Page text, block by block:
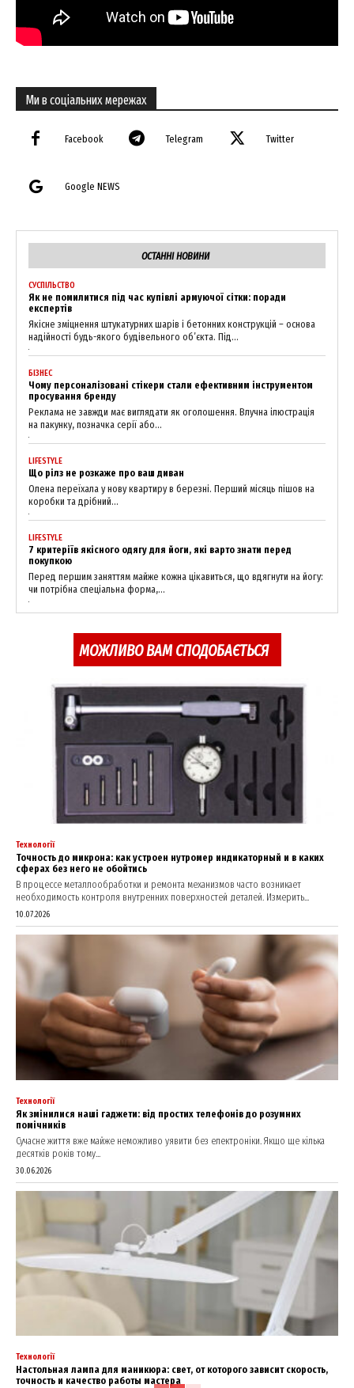
News Week
Company
About
Contact us
My account
Ми в соціальних мережах
Facebook Telegram Twitter
Google NEWS
ОСТАННІ НОВИНИ
СУСПІЛЬСТВО
Як не помилитися під час купівлі армуючої сітки: поради
експертів
Якісне зміцнення штукатурних шарів і бетонних конструкцій – основа
надійності будь-якого будівельного об’єкта. Під...
БІЗНЕС
Чому персоналізовані стікери стали ефективним інструментом
просування бренду
Реклама не завжди має виглядати як оголошення. Влучна ілюстрація
на пакунку, позначка серії або...
LIFESTYLE
Що рілз не розкаже про ваш диван
Олена переїхала у нову квартиру в березні. Перший місяць пішов на
коробки та дрібний...
LIFESTYLE
7 критеріїв якісного одягу для йоги, які варто знати перед
покупкою
Перед першим заняттям майже кожна цікавиться, що вдягнути на йогу:
чи потрібна спеціальна форма,...
МОЖЛИВО ВАМ СПОДОБАЄТЬСЯ
Технології
Точность до микрона: как устроен нутромер индикаторный и в каких
сферах без него не обойтись
В процессе металлообработки и ремонта механизмов часто возникает
необходимость контроля внутренних поверхностей деталей. Измерить...
10.07.2026
Технології
Як змінилися наші гаджети: від простих телефонів до розумних
помічників
Сучасне життя вже майже неможливо уявити без електроніки. Якщо ще кілька
десятків років тому...
30.06.2026
Технології
Настольная лампа для маникюра: свет, от которого зависит скорость,
точность и качество работы мастера